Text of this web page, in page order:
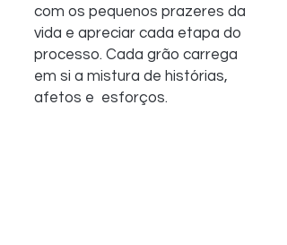
com os pequenos prazeres da
vida e apreciar cada etapa do
processo. Cada grão carrega
em si a mistura de histórias,
afetos e  esforços.